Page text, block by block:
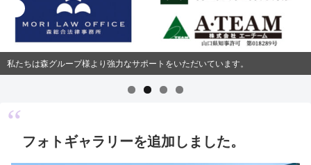
私たちは森グループ様より強力なサポートをいただいています。
フォトギャラリーを追加しました。